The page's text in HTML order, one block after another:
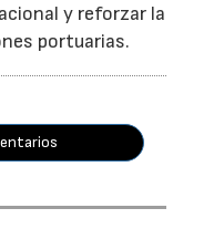
y reforzar la
portuarias.